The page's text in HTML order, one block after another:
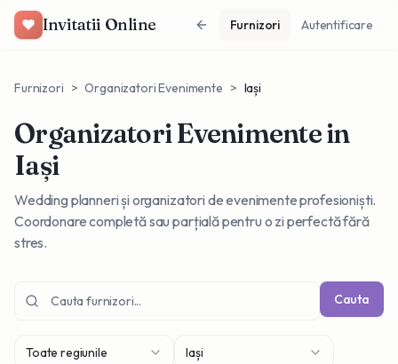
Invitatii Online Furnizori Autentificare
Furnizori > Organizatori Evenimente > Iași
Organizatori Evenimentein
Iași
Wedding planneri și organizatori de evenimente profesioniști.
Coordonare completă sau parțială pentru o zi perfectă fără
stres.
Cauta
Toate regiunile Iași